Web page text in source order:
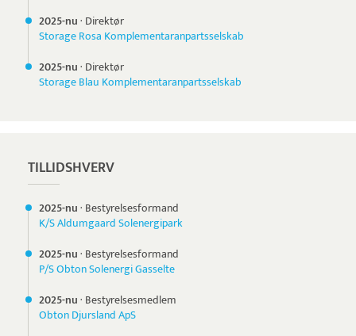
2025-nu· Direktør
Storage Rosa Komplementaranpartsselskab
2025-nu· Direktør
Storage Blau Komplementaranpartsselskab
TILLIDSHVERV
2025-nu· Bestyrelsesformand
K/S Aldumgaard Solenergipark
2025-nu· Bestyrelsesformand
P/S Obton Solenergi Gasselte
2025-nu· Bestyrelsesmedlem
Obton Djursland ApS